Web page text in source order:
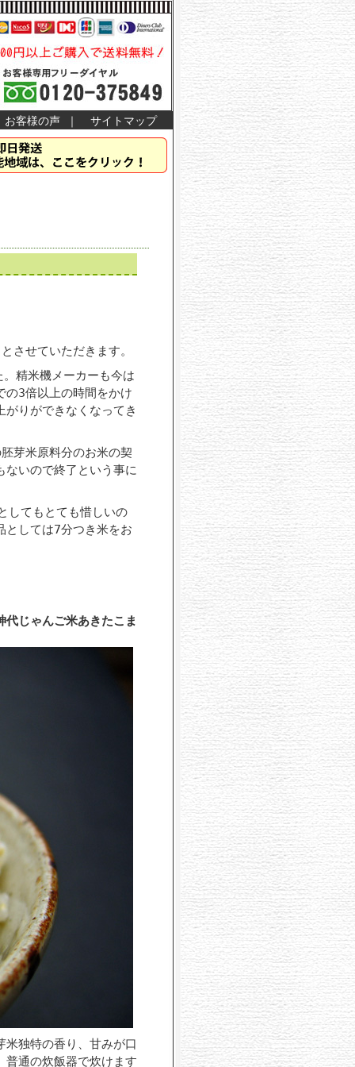
お客様の声｜ サイトマップ
させていただきます。
精米機メーカーも今は
の3倍以上の時間をかけ
りができなくなってき
芽米原料分のお米の契
ないので終了という事に
してもとても惜しいの
としては7分つき米をお
代じゃんご米あきたこま
独特の香り、甘みが口
普通の炊飯器で炊けます